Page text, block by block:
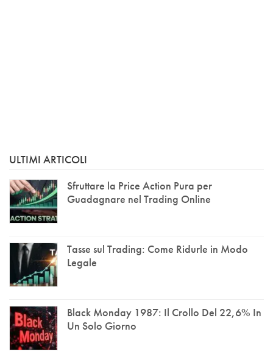
ULTIMI ARTICOLI
Sfruttare la Price Action Pura per
Guadagnare nel Trading Online
Tasse sul Trading: Come Ridurle in Modo
Legale
Black Monday 1987: Il Crollo Del 22,6% In
Un Solo Giorno